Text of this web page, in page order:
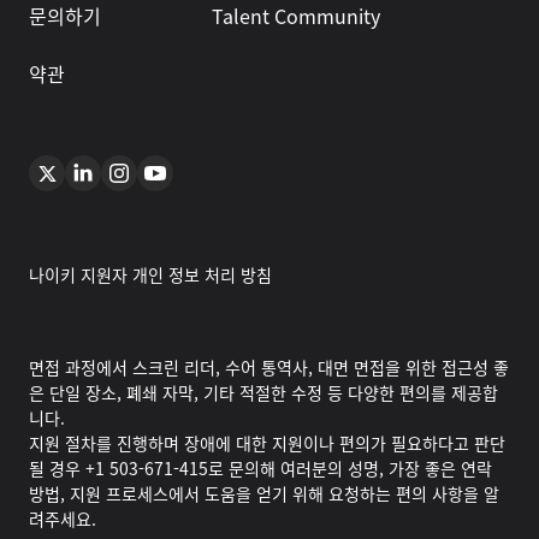
문의하기
Talent Community
약관
나이키 지원자 개인 정보 처리 방침
면접 과정에서 스크린 리더, 수어 통역사, 대면 면접을 위한 접근성 좋
은 단일 장소, 폐쇄 자막, 기타 적절한 수정 등 다양한 편의를 제공합
니다.
지원 절차를 진행하며 장애에 대한 지원이나 편의가 필요하다고 판단
될 경우 +1 503-671-415로 문의해 여러분의 성명, 가장 좋은 연락
방법, 지원 프로세스에서 도움을 얻기 위해 요청하는 편의 사항을 알
려주세요.